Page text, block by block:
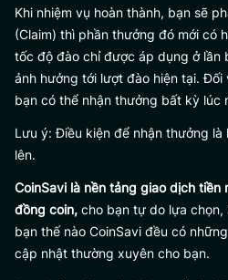
Khi nhiệm vụ hoàn thành, bạn sẽ
(Claim) thì phần thưởng đó mới có
tốc độ đào chỉ được áp dụng ở lần
ảnh hưởng tới lượt đào hiện tại. Đối
bạn có thể nhận thưởng bất kỳ lúc
Lưu ý: Điều kiện để nhận thưởng là
lên.
CoinSavi là nền tảng giao dịch
đồng coin, cho bạn tự do lựa chọn,
bạn thế nào CoinSavi đều có
cập nhật thường xuyên cho bạn.